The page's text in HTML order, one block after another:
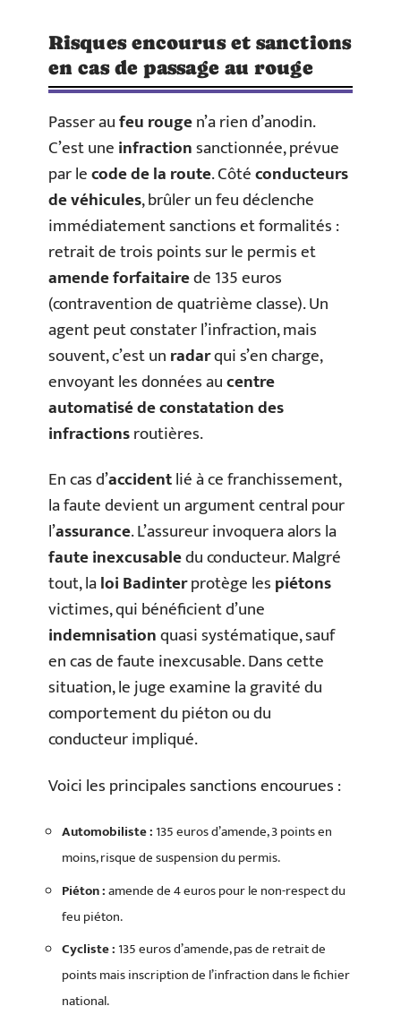
Risques encourus et sanctions
en cas de passage au rouge
Passer aufeu rougen’a rien d’anodin.
C’est uneinfractionsanctionnée, prévue
par lecode de la route. Côtéconducteurs
de véhicules, brûler un feu déclenche
immédiatement sanctions et formalités :
retrait de trois points sur le permis et
amende forfaitairede 135 euros
(contravention de quatrième classe). Un
agent peut constater l’infraction, mais
souvent, c’est unradarqui s’en charge,
envoyant les données aucentre
automatisé de constatation des
infractionsroutières.
En cas d’accidentlié à ce franchissement,
la faute devient un argument central pour
l’assurance. L’assureur invoquera alors la
faute inexcusabledu conducteur. Malgré
tout, laloi Badinterprotège lespiétons
victimes, qui bénéficient d’une
indemnisationquasi systématique, sauf
en cas de faute inexcusable. Dans cette
situation, le juge examine la gravité du
comportement du piéton ou du
conducteur impliqué.
Voici les principales sanctions encourues :
Automobiliste : 135 euros d’amende, 3 points en
moins, risque de suspension du permis.
Piéton :amende de 4 euros pour le non-respect du
feu piéton.
Cycliste : 135 euros d’amende, pas de retrait de
points mais inscription de l’infraction dans le fichier
national.